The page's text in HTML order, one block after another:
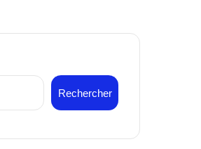
Rechercher